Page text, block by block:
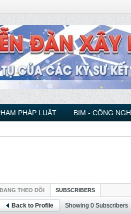
PHÁP LUẬT BIM - CÔNG
ÐANG THEO DÕI SUBSCRIBERS
Back to Profile Showing 0 Subscribers